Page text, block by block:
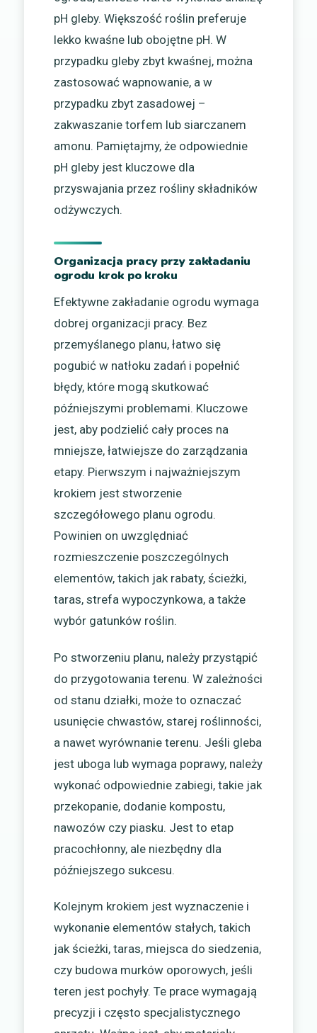
pH gleby. Większość roślin preferuje
lekko kwaśne lub obojętne pH. W
przypadku gleby zbyt kwaśnej, można
zastosować wapnowanie, a w
przypadku zbyt zasadowej –
zakwaszanie torfem lub siarczanem
amonu. Pamiętajmy, że odpowiednie
pH gleby jest kluczowe dla
przyswajania przez rośliny składników
odżywczych.
Organizacja pracy przy zakładaniu
ogrodu krok po kroku
Efektywne zakładanie ogrodu wymaga
dobrej organizacji pracy. Bez
przemyślanego planu, łatwo się
pogubić w natłoku zadań i popełnić
błędy, które mogą skutkować
późniejszymi problemami. Kluczowe
jest, aby podzielić cały proces na
mniejsze, łatwiejsze do zarządzania
etapy. Pierwszym i najważniejszym
krokiem jest stworzenie
szczegółowego planu ogrodu.
Powinien on uwzględniać
rozmieszczenie poszczególnych
elementów, takich jak rabaty, ścieżki,
taras, strefa wypoczynkowa, a także
wybór gatunków roślin.
Po stworzeniu planu, należy przystąpić
do przygotowania terenu. W zależności
od stanu działki, może to oznaczać
usunięcie chwastów, starej roślinności,
a nawet wyrównanie terenu. Jeśli gleba
jest uboga lub wymaga poprawy, należy
wykonać odpowiednie zabiegi, takie jak
przekopanie, dodanie kompostu,
nawozów czy piasku. Jest to etap
pracochłonny, ale niezbędny dla
późniejszego sukcesu.
Kolejnym krokiem jest wyznaczenie i
wykonanie elementów stałych, takich
jak ścieżki, taras, miejsca do siedzenia,
czy budowa murków oporowych, jeśli
teren jest pochyły. Te prace wymagają
precyzji i często specjalistycznego